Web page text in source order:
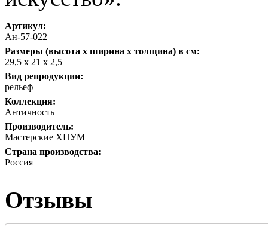
Артикул:
Ан-57-022
Размеры (высота х ширина х толщина) в см:
29,5 х 21 х 2,5
Вид репродукции:
рельеф
Коллекция:
Античность
Производитель:
Мастерские ХНУМ
Страна производства:
Россия
Отзывы